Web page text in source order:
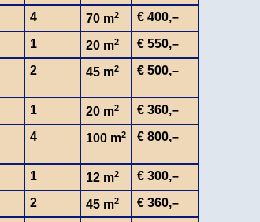
4 70 m2
€ 400,–
1 20 m2
€ 550,–
2 45 m2 € 500,–
1 20 m2
€ 360,–
4 100 m2 € 800,–
1 12 m2
€ 300,–
2 45 m2
€ 360,–